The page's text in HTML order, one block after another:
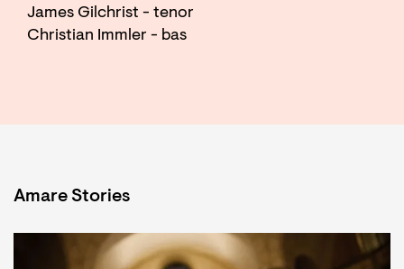
James Gilchrist - tenor
Christian Immler - bas
Amare Stories